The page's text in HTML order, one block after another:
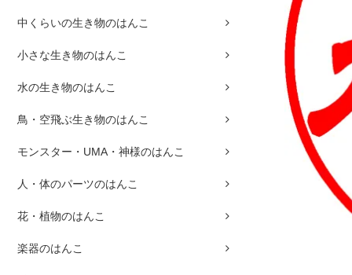
中くらいの生き物のはんこ
小さな生き物のはんこ
水の生き物のはんこ
鳥・空飛ぶ生き物のはんこ
モンスター・UMA・神様のはんこ
人・体のパーツのはんこ
花・植物のはんこ
楽器のはんこ